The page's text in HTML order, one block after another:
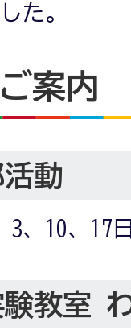
た。
案内
動
、10、17日
教室